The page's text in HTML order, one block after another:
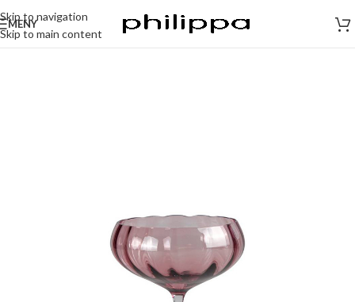
Skip to navigation
Skip to main content
MENY